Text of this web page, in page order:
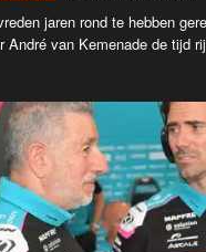
jaren rond te hebben
André van Kemenade de tijd